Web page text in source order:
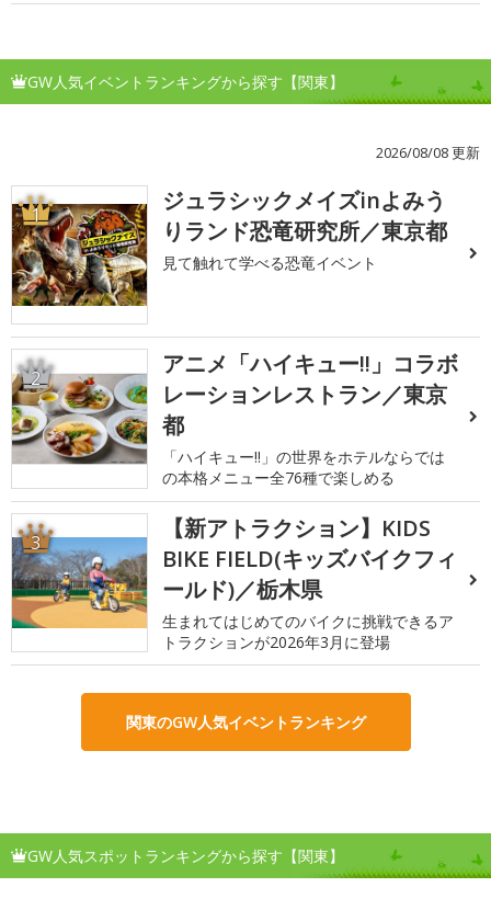
GW人気イベントランキングから探す【関東】
2026/08/08 更新
1
ジュラシックメイズinよみう
りランド恐竜研究所／東京都
見て触れて学べる恐竜イベント
2
アニメ「ハイキュー!!」コラボ
レーションレストラン／東京
都
「ハイキュー!!」の世界をホテルならでは
の本格メニュー全76種で楽しめる
3
【新アトラクション】KIDS
BIKE FIELD(キッズバイクフィ
ールド)／栃木県
生まれてはじめてのバイクに挑戦できるア
トラクションが2026年3月に登場
関東のGW人気イベントランキング
GW人気スポットランキングから探す【関東】